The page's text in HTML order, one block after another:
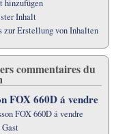
hinzufügen
Inhalt
zur Erstellung von Inhalten
commentaires du
FOX 660D á vendre
FOX 660D á vendre
Gast